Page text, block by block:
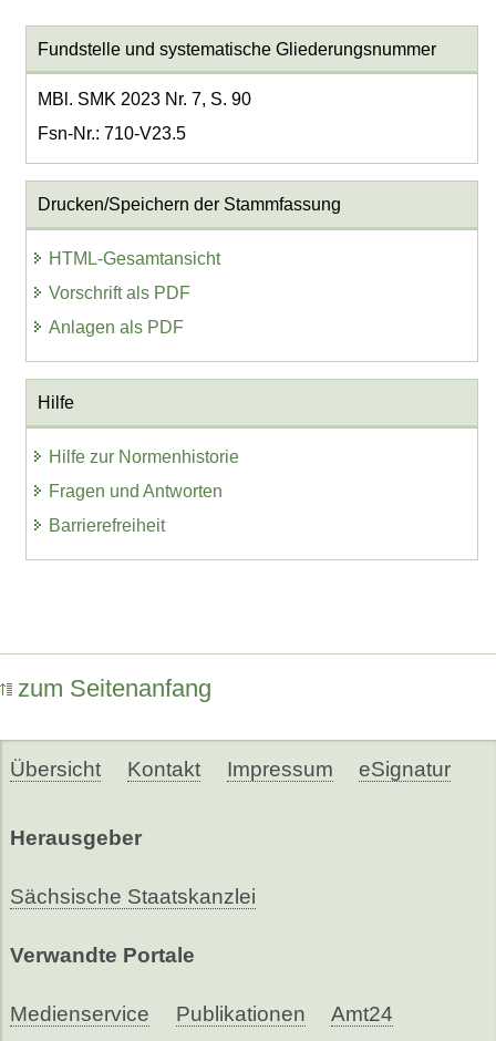
Fundstelle und systematische Gliederungsnummer
MBl. SMK 2023 Nr. 7, S. 90
Fsn-Nr.: 710-V23.5
Drucken/Speichern der Stammfassung
HTML-Gesamtansicht
Vorschrift als PDF
Anlagen als PDF
Hilfe
Hilfe zur Normenhistorie
Fragen und Antworten
Barrierefreiheit
zum Seitenanfang
Übersicht Kontakt Impressum eSignatur
Herausgeber
Sächsische Staatskanzlei
Verwandte Portale
Medienservice Publikationen Amt24